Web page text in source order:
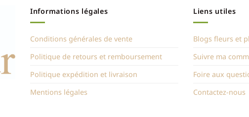
Informations légales
Conditions générales de vente
Politique de retours et remboursement
Politique expédition et livraison
Mentions légales
Liens utiles
Blogs fleurs et
Suivre ma
Foire aux
Contactez-nous